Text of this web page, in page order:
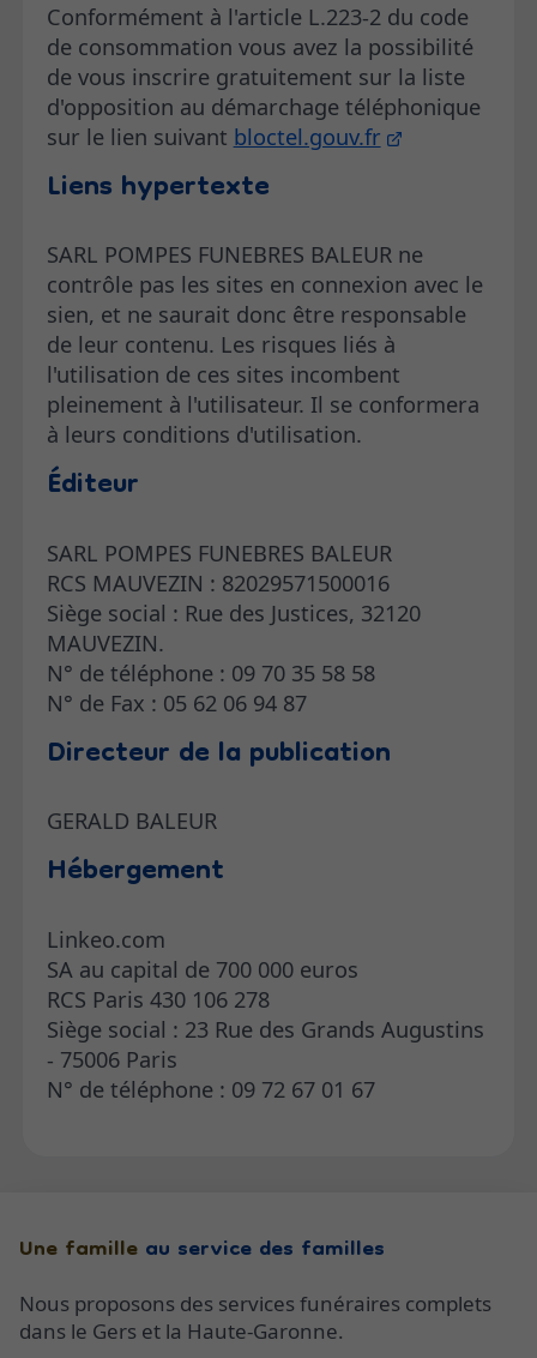
Conformément à l'article L.223-2 du code
de consommation vous avez la possibilité
de vous inscrire gratuitement sur la liste
d'opposition au démarchage téléphonique
sur le lien suivant bloctel.gouv.fr
Liens hypertexte
SARL POMPES FUNEBRES BALEUR ne
contrôle pas les sites en connexion avec le
sien, et ne saurait donc être responsable
de leur contenu. Les risques liés à
l'utilisation de ces sites incombent
pleinement à l'utilisateur. Il se conformera
à leurs conditions d'utilisation.
Éditeur
SARL POMPES FUNEBRES BALEUR
RCS MAUVEZIN : 82029571500016
Siège social : Rue des Justices, 32120
MAUVEZIN.
N° de téléphone : 09 70 35 58 58
N° de Fax : 05 62 06 94 87
Directeur de la publication
GERALD BALEUR
Hébergement
Linkeo.com
SA au capital de 700 000 euros
RCS Paris 430 106 278
Siège social : 23 Rue des Grands Augustins
- 75006 Paris
N° de téléphone : 09 72 67 01 67
Une familleau service des familles
Nous proposons des services funéraires complets
dans le Gers et la Haute-Garonne.